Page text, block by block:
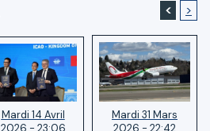
< >
Mardi 14 Avril
2026 - 23:06
Mardi 31 Mars